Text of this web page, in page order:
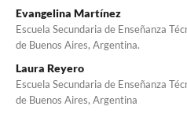
Evangelina Martínez
Escuela Secundaria de Enseñanza
de Buenos Aires, Argentina.
Laura Reyero
Escuela Secundaria de Enseñanza
de Buenos Aires, Argentina